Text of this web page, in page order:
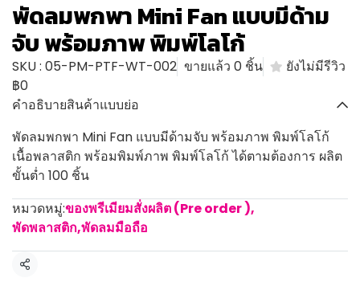
พัดลมพกพา Mini Fan แบบมีด้าม
จับ พร้อมภาพ พิมพ์โลโก้
SKU : 05-PM-PTF-WT-002 ขายแล้ว 0 ชิ้น
ยังไม่มีรีวิว
฿0
คำอธิบายสินค้าแบบย่อ
พัดลมพกพา Mini Fan แบบมีด้ามจับ พร้อมภาพ พิมพ์โลโก้
เนื้อพลาสติก พร้อมพิมพ์ภาพ พิมพ์โลโก้ ได้ตามต้องการ ผลิต
ขั้นต่ำ 100 ชิ้น
หมวดหมู่:ของพรีเมียมสั่งผลิต (Pre order ),
พัดพลาสติก,พัดลมมือถือ
แชร์